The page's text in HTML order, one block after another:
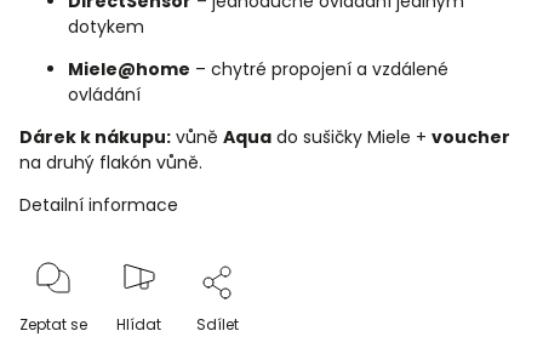
dotykem
Miele@home – chytré propojení a vzdálené
ovládání
Dárek k nákupu: vůně Aqua do sušičky Miele + voucher
na druhý flakón vůně.
Detailní informace
Zeptat se Hlídat Sdílet